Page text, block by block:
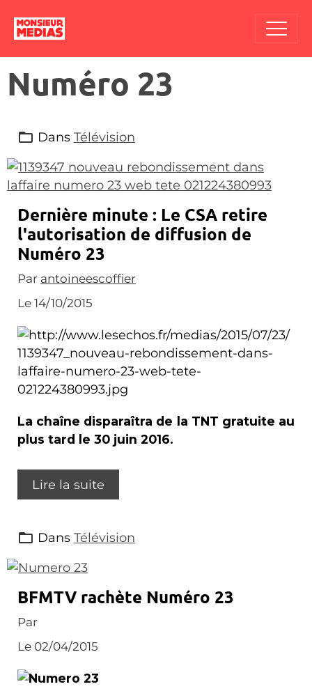
Numéro 23
Dans Télévision
Dernière minute : Le CSA retire
l'autorisation de diffusion de
Numéro 23
Par antoineescoffier
Le 14/10/2015
La chaîne disparaîtra de la TNT gratuite au
plus tard le 30 juin 2016.
Lire la suite
Dans Télévision
BFMTV rachète Numéro 23
Par
Le 02/04/2015